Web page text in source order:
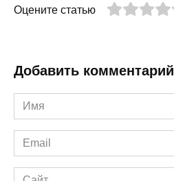
Оцените статью
Добавить комментарий
Имя
*
Email
*
Сайт